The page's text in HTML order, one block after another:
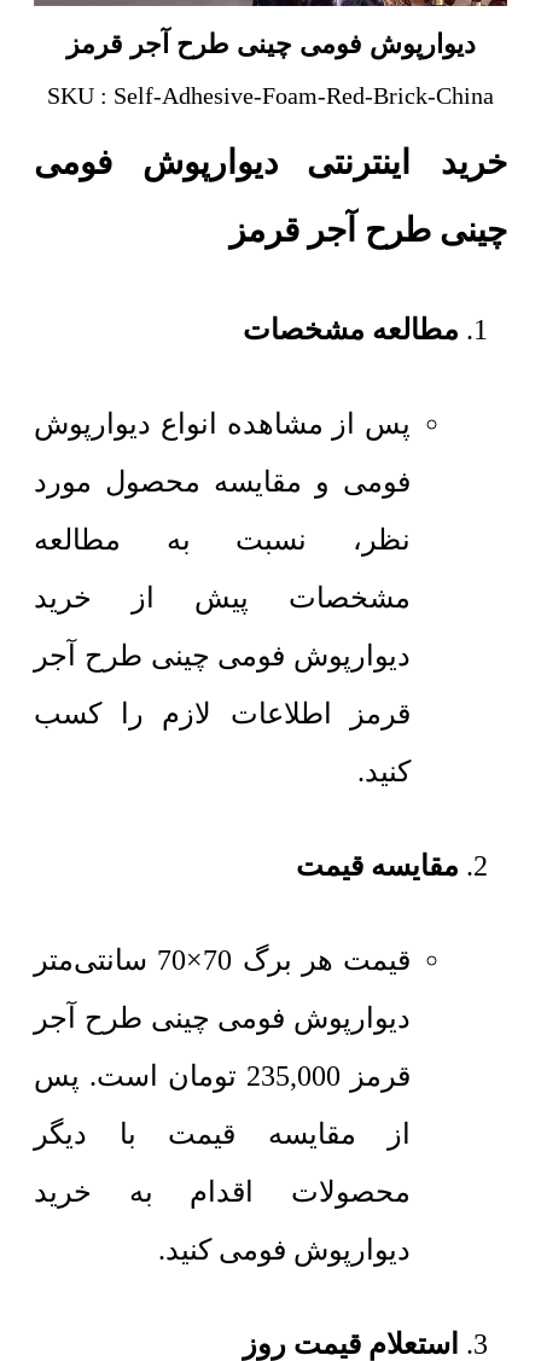
دیوارپوش فومی چینی طرح آجر قرمز
SKU : Self-Adhesive-Foam-Red-Brick-China
خرید اینترنتی دیوارپوش فومی
چینی طرح آجر قرمز
مطالعه مشخصات
پس از مشاهده انواع دیوارپوش
فومی و مقایسه محصول مورد
نظر، نسبت به مطالعه
مشخصات پیش از خرید
دیوارپوش فومی چینی طرح آجر
قرمز اطلاعات لازم را کسب
کنید.
مقایسه قیمت
قیمت هر برگ 70×70 سانتی‌متر
دیوارپوش فومی چینی طرح آجر
قرمز 235,000 تومان است. پس
از مقایسه قیمت با دیگر
محصولات اقدام به خرید
دیوارپوش فومی کنید.
استعلام قیمت روز